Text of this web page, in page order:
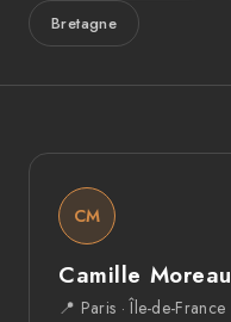
Bretagne
CM
Camille Moreau
📍 Paris · Île-de-France